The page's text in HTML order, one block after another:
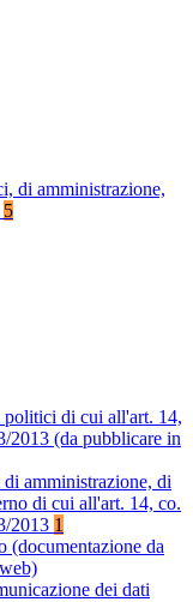
di amministrazione,
5
di cui all'art. 14,
2013 (da pubblicare in
amministrazione, di
di cui all'art. 14, co.
2013 1
(documentazione da
dei dati